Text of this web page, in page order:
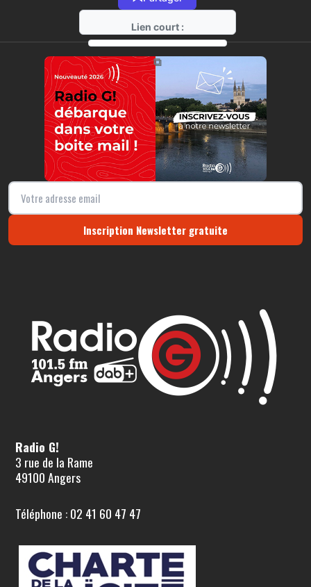
Lien court :
https://radio-g.fr?22151
⧉
Inscription Newsletter gratuite
Radio G!
3 rue de la Rame
49100 Angers
Téléphone : 02 41 60 47 47